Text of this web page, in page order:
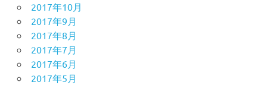
2017年10月
2017年9月
2017年8月
2017年7月
2017年6月
2017年5月